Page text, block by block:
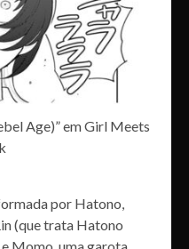
Age)” em Girl Meets
por Hatono,
(que trata Hatono
Momo, uma garota